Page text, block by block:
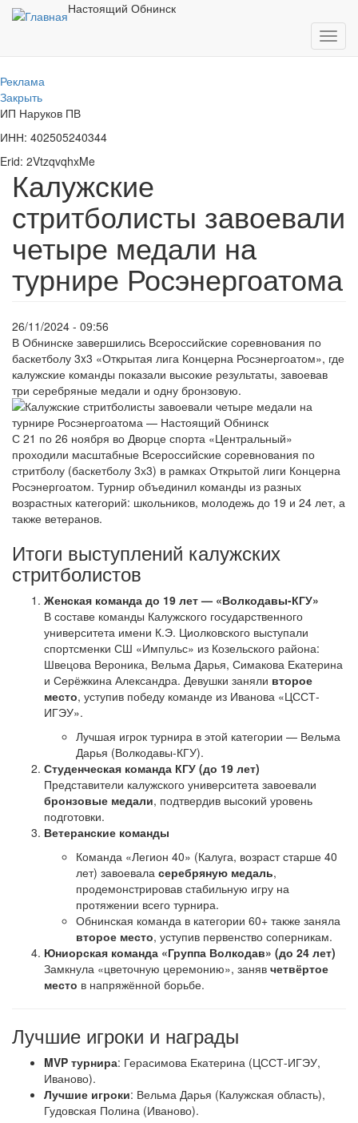
Перейти
содержанию
Настоящий Обнинск
Реклама
Закрыть
ИП Наруков ПВ
ИНН: 402505240344
Erid: 2VtzqvqhxMe
Калужские
стритболисты завоевали
четыре медали на
турнире Росэнергоатома
26/11/2024 - 09:56
В Обнинске завершились Всероссийские соревнования по
баскетболу 3x3 «Открытая лига Концерна Росэнергоатом», где
калужские команды показали высокие результаты, завоевав
три серебряные медали и одну бронзовую.
С 21 по 26 ноября во Дворце спорта «Центральный»
проходили масштабные Всероссийские соревнования по
стритболу (баскетболу 3х3) в рамках Открытой лиги Концерна
Росэнергоатом. Турнир объединил команды из разных
возрастных категорий: школьников, молодежь до 19 и 24 лет, а
также ветеранов.
Итоги выступлений калужских
стритболистов
Женская команда до 19 лет — «Волкодавы-КГУ»
В составе команды Калужского государственного
университета имени К.Э. Циолковского выступали
спортсменки СШ «Импульс» из Козельского района:
Швецова Вероника, Вельма Дарья, Симакова Екатерина
и Серёжкина Александра. Девушки заняли второе
место, уступив победу команде из Иванова «ЦССТ-
ИГЭУ».
Лучшая игрок турнира в этой категории — Вельма
Дарья (Волкодавы-КГУ).
Студенческая команда КГУ (до 19 лет)
Представители калужского университета завоевали
бронзовые медали, подтвердив высокий уровень
подготовки.
Ветеранские команды
Команда «Легион 40» (Калуга, возраст старше 40
лет) завоевала серебряную медаль,
продемонстрировав стабильную игру на
протяжении всего турнира.
Обнинская команда в категории 60+ также заняла
второе место, уступив первенство соперникам.
Юниорская команда «Группа Волкодав» (до 24 лет)
Замкнула «цветочную церемонию», заняв четвёртое
место в напряжённой борьбе.
Лучшие игроки и награды
MVP турнира: Герасимова Екатерина (ЦССТ-ИГЭУ,
Иваново).
Лучшие игроки: Вельма Дарья (Калужская область),
Гудовская Полина (Иваново).